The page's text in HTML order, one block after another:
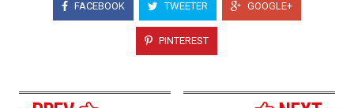
FACEBOOK TWEETER GOOGLE+
PINTEREST